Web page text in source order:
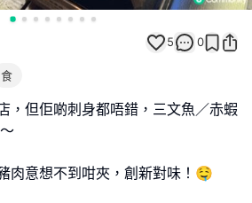
5 0
食
，但佢啲刺身都唔錯，三文魚／赤蝦
肉意想不到咁夾，創新對味！🤤